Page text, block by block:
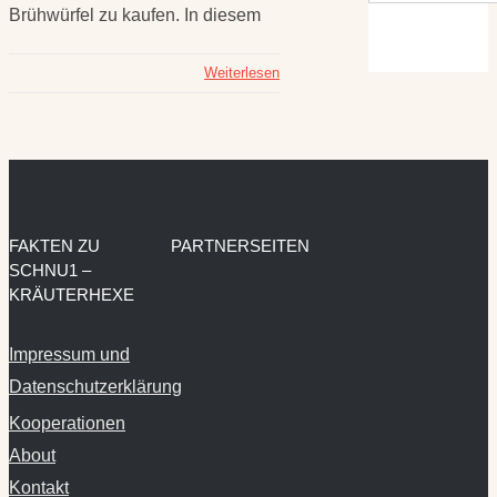
Brühwürfel zu kaufen. In diesem
Weiterlesen
FAKTEN ZU
SCHNU1 –
KRÄUTERHEXE
Impressum und
Datenschutzerklärung
Kooperationen
About
Kontakt
PARTNERSEITEN